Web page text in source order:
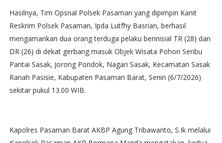
Hasilnya, Tim Opsnal Polsek Pasaman yang dipimpin Kanit
Reskrim Polsek Pasaman, Ipda Lutfhy Basrian, berhasil
mengamankan dua orang terduga pelaku berinisial TR (28) dan
DR (26) di dekat gerbang masuk Objek Wisata Pohon Seribu
Pantai Sasak, Jorong Pondok, Nagari Sasak, Kecamatan Sasak
Ranah Pasisie, Kabupaten Pasaman Barat, Senin (6/7/2026)
sekitar pukul 13.00 WIB.
Kapolres Pasaman Barat AKBP Agung Tribawanto, S.Ik melalui